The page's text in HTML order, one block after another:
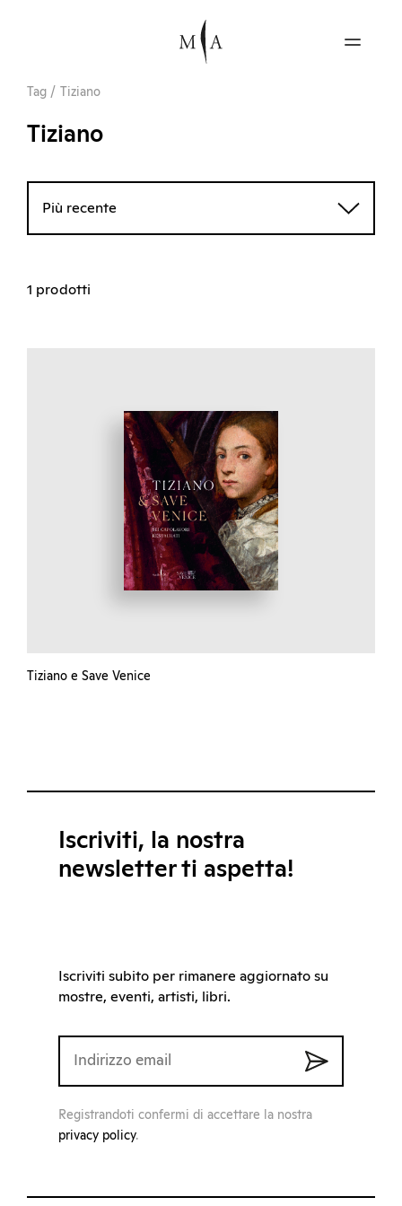
Tag / Tiziano
Tiziano
Più recente
1 prodotti
Tiziano e Save Venice
Iscriviti, la nostra
newsletter ti aspetta!
Iscriviti subito per rimanere aggiornato su
mostre, eventi, artisti, libri.
Registrandoti confermi di accettare la nostra
privacy policy.